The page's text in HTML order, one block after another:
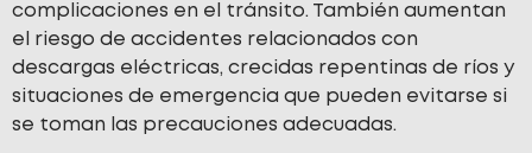
complicaciones en el tránsito. También aumentan
el riesgo de accidentes relacionados con
descargas eléctricas, crecidas repentinas de ríos y
situaciones de emergencia que pueden evitarse si
se toman las precauciones adecuadas.